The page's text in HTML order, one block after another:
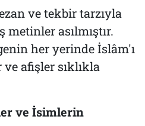
ve tekbir tarzıyla
metinler asılmıştır.
her yerinde İslâm'ı
afişler sıklıkla
ve İsimlerin